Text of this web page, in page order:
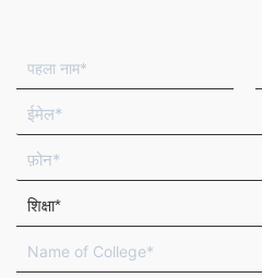
प
ह
ला
ना
ई
मे
फ़ो
न
शि
क्षा
N
a